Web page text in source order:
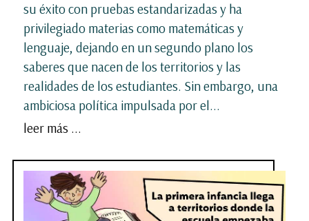
su éxito con pruebas estandarizadas y ha
privilegiado materias como matemáticas y
lenguaje, dejando en un segundo plano los
saberes que nacen de los territorios y las
realidades de los estudiantes. Sin embargo, una
ambiciosa política impulsada por el...
leer más ...